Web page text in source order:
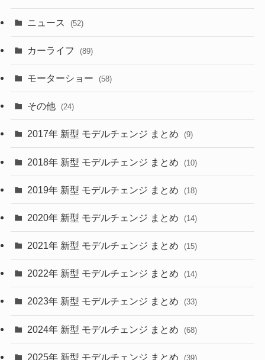
(43)
(6)
(9)
(30)
(27)
(28)
(27)
(26)
(10)
(35)
(10)
(9)
(22)
(4)
(9)
ニュース (52)
カーライフ (89)
モーターショー (58)
その他 (24)
2017年 新型 モデルチェンジ まとめ (9)
2018年 新型 モデルチェンジ まとめ (10)
2019年 新型 モデルチェンジ まとめ (18)
2020年 新型 モデルチェンジ まとめ (14)
2021年 新型 モデルチェンジ まとめ (15)
2022年 新型 モデルチェンジ まとめ (14)
2023年 新型 モデルチェンジ まとめ (33)
2024年 新型 モデルチェンジ まとめ (68)
2025年 新型 モデルチェンジ まとめ (39)